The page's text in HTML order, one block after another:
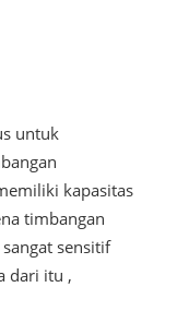
untuk
kapasitas
timbangan
sensitif
dari itu ,